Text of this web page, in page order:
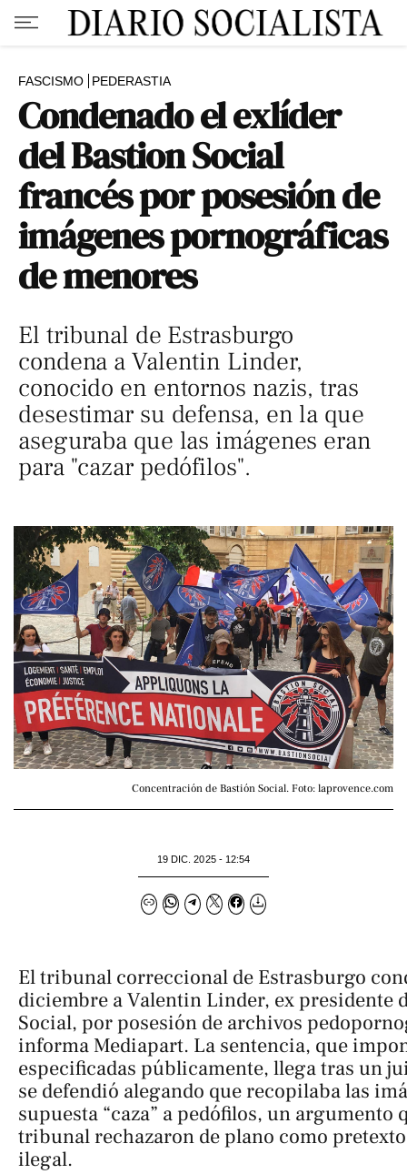
FASCISMO PEDERASTIA
Condenado el exlíder
del Bastion Social
francés por posesión de
imágenes pornográficas
de menores
El tribunal de Estrasburgo​​​​​​​
condena a Valentin Linder,
conocido en entornos nazis, tras
desestimar su defensa, en la que
aseguraba que las imágenes eran
para "cazar pedófilos".
Concentración de Bastión Social. Foto: laprovence.com
19 DIC. 2025 - 12:54
El tribunal correccional de Estrasburgo
diciembre a Valentin Linder, ex presidente
Social, por posesión de archivos
informaMediapart. La sentencia, que
especificadas públicamente, llega tras un
se defendió alegando que recopilaba las
supuesta “caza” a pedófilos, un argumento
tribunal rechazaron de plano como
ilegal.